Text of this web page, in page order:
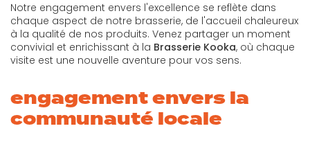
Notre engagement envers l'excellence se reflète dans
chaque aspect de notre brasserie, de l'accueil chaleureux
à la qualité de nos produits. Venez partager un moment
convivial et enrichissant à la Brasserie Kooka, où chaque
visite est une nouvelle aventure pour vos sens.
engagement envers la
communauté locale